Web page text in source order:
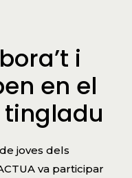
i
en el
joves dels
va participar